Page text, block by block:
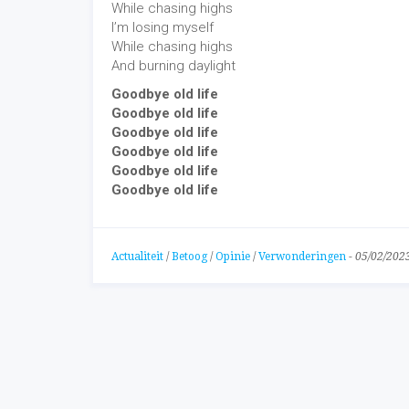
While chasing highs
I’m losing myself
While chasing highs
And burning daylight
Goodbye old life
Goodbye old life
Goodbye old life
Goodbye old life
Goodbye old life
Goodbye old life
Actualiteit / Betoog/ Opinie / Verwonderingen - 05/02/